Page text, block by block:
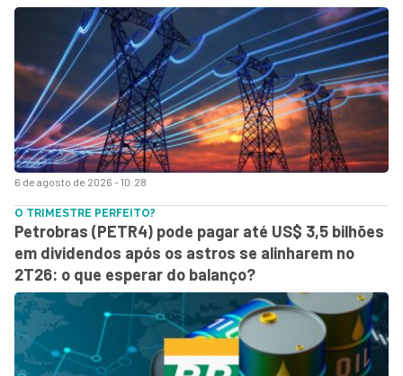
6 de agosto de 2026 - 10:28
O TRIMESTRE PERFEITO?
Petrobras (PETR4) pode pagar até US$ 3,5 bilhões
em dividendos após os astros se alinharem no
2T26: o que esperar do balanço?